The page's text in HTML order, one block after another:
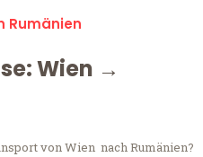
Rumänien
Wien →
von Wien nach Rumänien?